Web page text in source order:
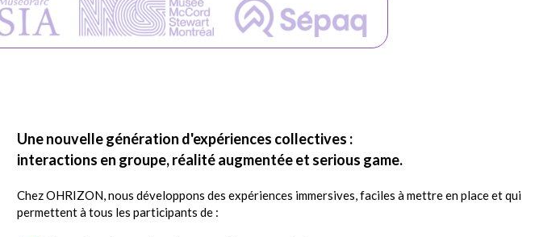
Une nouvelle génération d'expériences collectives :
interactions en groupe, réalité augmentée et serious game.
Chez OHRIZON, nous développons des expériences immersives, faciles à mettre en place et qui
permettent à tous les participants de :